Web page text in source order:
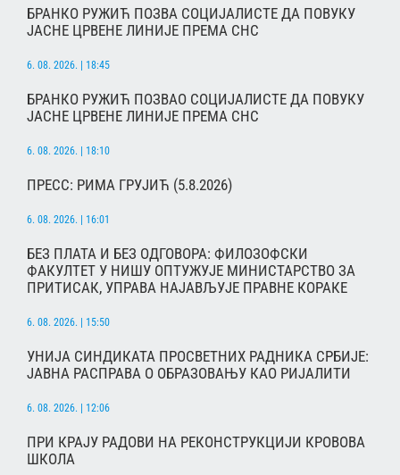
БРАНКО РУЖИЋ ПОЗВА СОЦИЈАЛИСТЕ ДА ПОВУКУ
ЈАСНЕ ЦРВЕНЕ ЛИНИЈЕ ПРЕМА СНС
6. 08. 2026. | 18:45
БРАНКО РУЖИЋ ПОЗВАО СОЦИЈАЛИСТЕ ДА ПОВУКУ
ЈАСНЕ ЦРВЕНЕ ЛИНИЈЕ ПРЕМА СНС
6. 08. 2026. | 18:10
ПРЕСС: РИМА ГРУЈИЋ (5.8.2026)
6. 08. 2026. | 16:01
БЕЗ ПЛАТА И БЕЗ ОДГОВОРА: ФИЛОЗОФСКИ
ФАКУЛТЕТ У НИШУ ОПТУЖУЈЕ МИНИСТАРСТВО ЗА
ПРИТИСАК, УПРАВА НАЈАВЉУЈЕ ПРАВНЕ КОРАКЕ
6. 08. 2026. | 15:50
УНИЈА СИНДИКАТА ПРОСВЕТНИХ РАДНИКА СРБИЈЕ:
ЈАВНА РАСПРАВА О ОБРАЗОВАЊУ КАО РИЈАЛИТИ
6. 08. 2026. | 12:06
ПРИ КРАЈУ РАДОВИ НА РЕКОНСТРУКЦИЈИ КРОВОВА
ШКОЛА